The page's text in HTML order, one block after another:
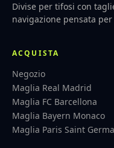
Divise per tifosi con
navigazione pensata
ACQUISTA
Negozio
Maglia Real Madrid
Maglia FC Barcellona
Maglia Bayern Monaco
Maglia Paris Saint